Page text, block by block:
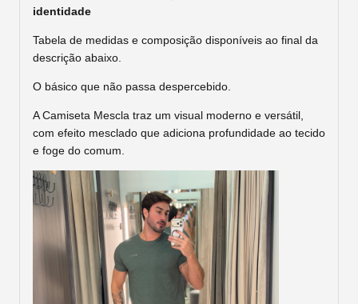
identidade
Tabela de medidas e composição disponíveis ao final da
descrição abaixo.
O básico que não passa despercebido.
A Camiseta Mescla traz um visual moderno e versátil,
com efeito mesclado que adiciona profundidade ao tecido
e foge do comum.